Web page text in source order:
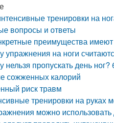
тренировки на
вопросы и ответы
преимущества
упражнения на ноги
нельзя пропускать день ног?
сожженных калорий
риск травм
тренировки на руках
можно